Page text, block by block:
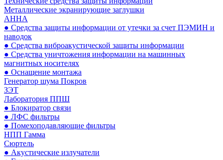
Металлические экранирующие заглушки
АННА
● Средства защиты информации от утечки за счет ПЭМИН и
наводок
● Средства виброакустической защиты информации
● Средства уничтожения информации на машинных
магнитных носителях
● Оснащение монтажа
Генератор шума Покров
ЗЭТ
Лаборатория ППШ
● Блокиратор связи
● ЛФС фильтры
● Помехоподавляющие фильтры
НПП Гамма
Сюртель
● Акустические излучатели